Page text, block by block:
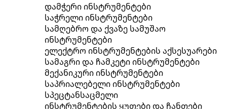
დამჭერი ინსტრუმენტები
საჭრელი ინსტრუმენტები
სამღებრო და ქვაზე სამუშაო
ინსტრუმენტები
ელექტრო ინსტრუმენტების აქსესუარები
სამაგრი და ჩამკეტი ინსტრუმენტები
მექანიკური ინსტრუმენტები
საპრიალებელი ინსტრუმენტები
სპეცტანსაცმელი
ინსტრუმენტების ყუთები და ჩანთები